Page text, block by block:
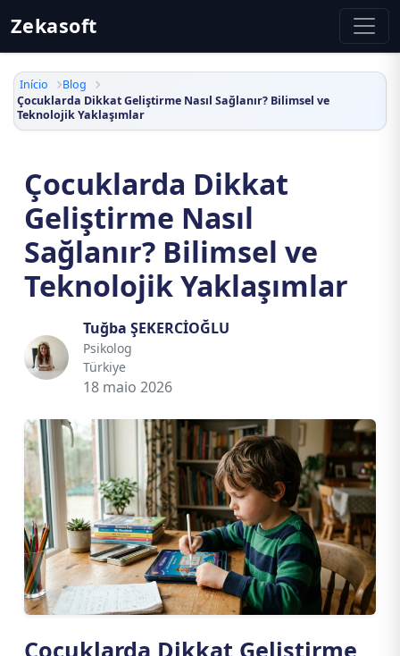
Zekasoft
Início
Blog
Çocuklarda Dikkat Geliştirme Nasıl Sağlanır? Bilimsel ve
Teknolojik Yaklaşımlar
Çocuklarda Dikkat
Geliştirme Nasıl
Sağlanır? Bilimsel ve
Teknolojik Yaklaşımlar
Tuğba ŞEKERCİOĞLU
Psikolog
Türkiye
18 maio 2026